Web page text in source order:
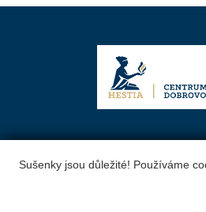
Sušenky jsou důležité! Používáme